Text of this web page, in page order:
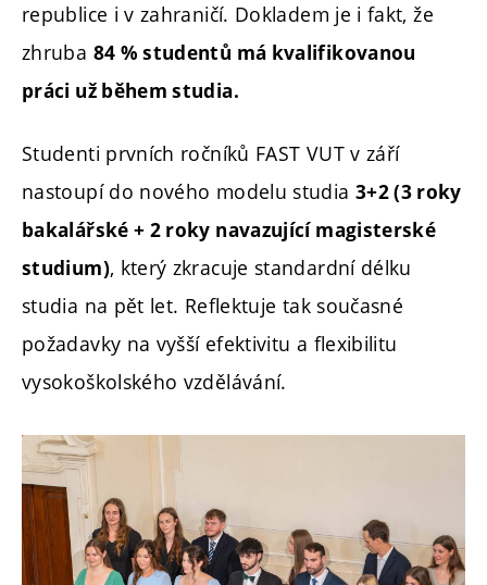
republice i v zahraničí. Dokladem je i fakt, že
zhruba 84 % studentů má kvalifikovanou
práci už během studia.
Studenti prvních ročníků FAST VUT v září
nastoupí do nového modelu studia 3+2 (3 roky
bakalářské + 2 roky navazující magisterské
studium), který zkracuje standardní délku
studia na pět let. Reflektuje tak současné
požadavky na vyšší efektivitu a flexibilitu
vysokoškolského vzdělávání.